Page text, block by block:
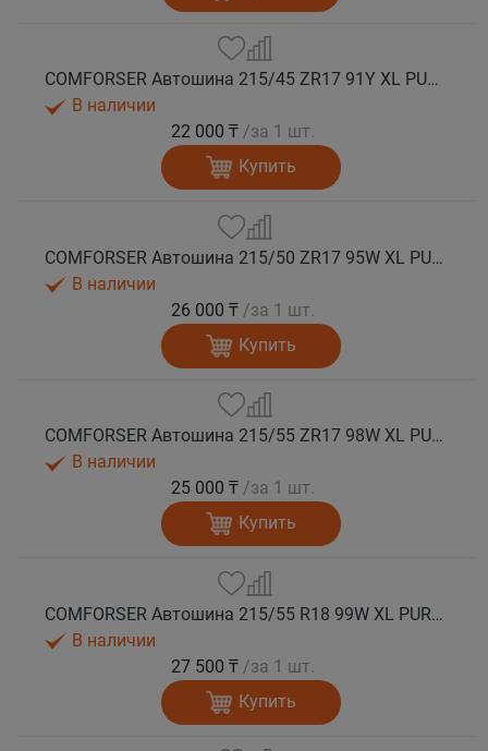
COMFORSER Автошина 215/45 ZR17 91Y XL PURESPEED лето
В наличии
22 000 ₸ /за 1 шт.
Купить
COMFORSER Автошина 215/50 ZR17 95W XL PURESPEED лето
В наличии
26 000 ₸ /за 1 шт.
Купить
COMFORSER Автошина 215/55 ZR17 98W XL PURESPEED лето
В наличии
25 000 ₸ /за 1 шт.
Купить
COMFORSER Автошина 215/55 R18 99W XL PURESPEED лето
В наличии
27 500 ₸ /за 1 шт.
Купить